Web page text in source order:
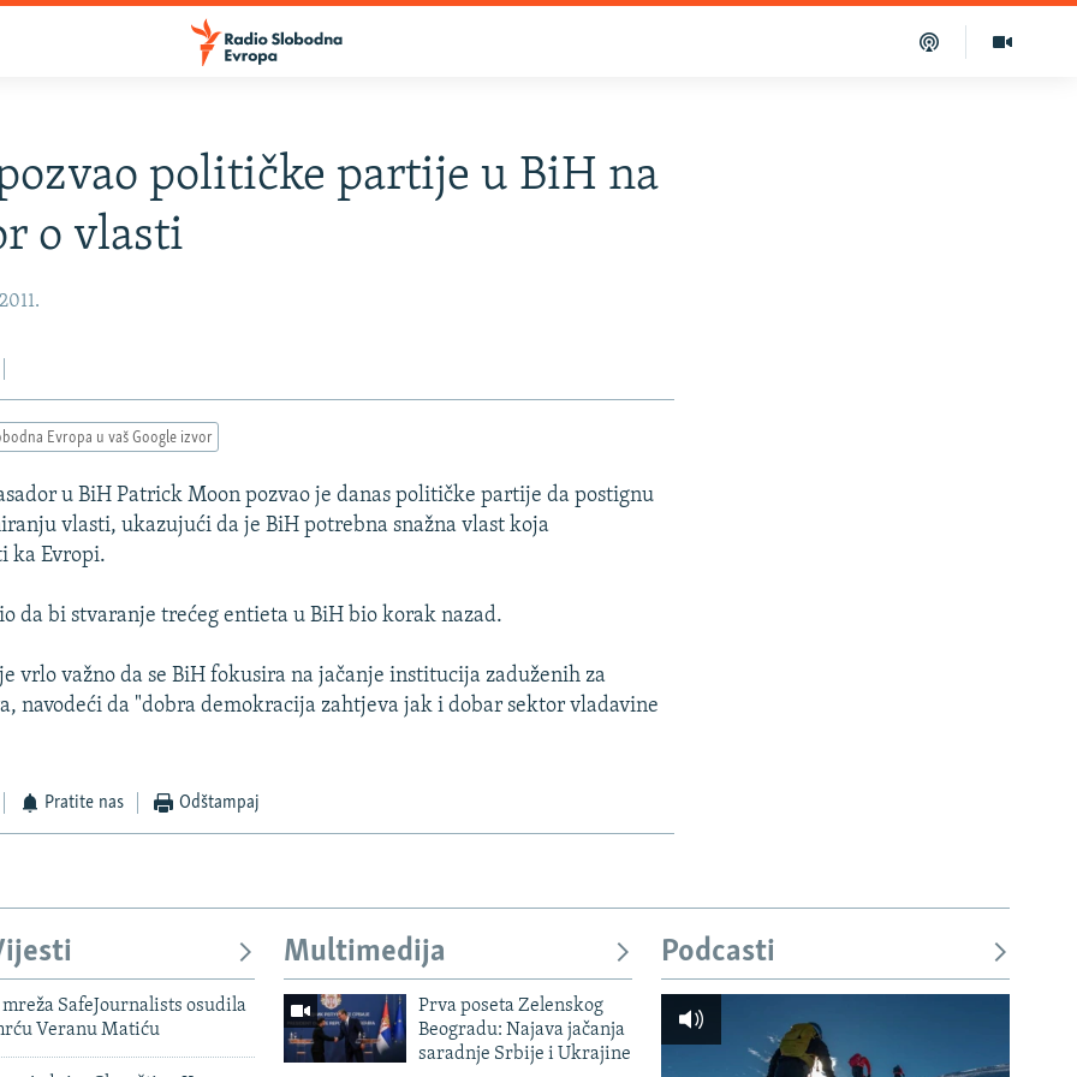
političke partije u BiH na
o vlasti
Evropa u vaš Google izvor
u BiH Patrick Moon pozvao je danas političke partije da postignu
vlasti, ukazujući da je BiH potrebna snažna vlast koja
ka Evropi.
da bi stvaranje trećeg entieta u BiH bio korak nazad.
vrlo važno da se BiH fokusira na jačanje institucija zaduženih za
navodeći da "dobra demokracija zahtjeva jak i dobar sektor vladavine
Pratite nas Odštampaj
SafeJournalists osudila
Veranu Matiću
Multimedija
Prva poseta Zelenskog
Beogradu: Najava jačanja
saradnje Srbije i Ukrajine
Podcasti